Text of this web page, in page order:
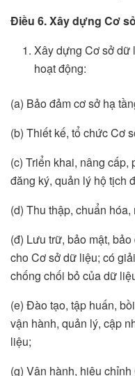
Điều 6. Xây dựng Cơ
Xây dựng Cơ sở dữ
hoạt động:
(a) Bảo đảm cơ sở hạ
(b) Thiết kế, tổ chức Cơ
(c) Triển khai, nâng cấp,
đăng ký, quản lý hộ tịch
(d) Thu thập, chuẩn
(đ) Lưu trữ, bảo mật,
cho Cơ sở dữ liệu; có
chống chối bỏ của dữ
(e) Đào tạo, tập huấn,
vận hành, quản lý, cập
liệu;
(g) Vận hành, hiệu